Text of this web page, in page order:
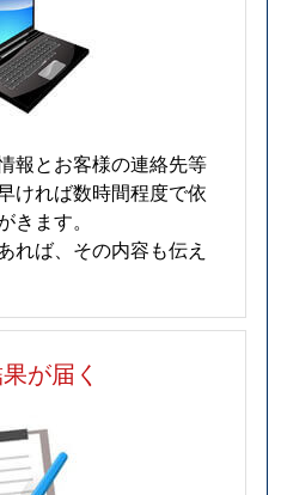
報とお客様の連絡先等
ければ数時間程度で依
きます。
れば、その内容も伝え
が届く